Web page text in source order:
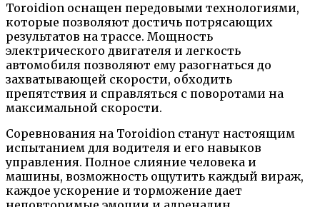
Toroidion оснащен передовыми технологиями,
которые позволяют достичь потрясающих
результатов на трассе. Мощность
электрического двигателя и легкость
автомобиля позволяют ему разогнаться до
захватывающей скорости, обходить
препятствия и справляться с поворотами на
максимальной скорости.
Соревнования на Toroidion станут настоящим
испытанием для водителя и его навыков
управления. Полное слияние человека и
машины, возможность ощутить каждый вираж,
каждое ускорение и торможение дает